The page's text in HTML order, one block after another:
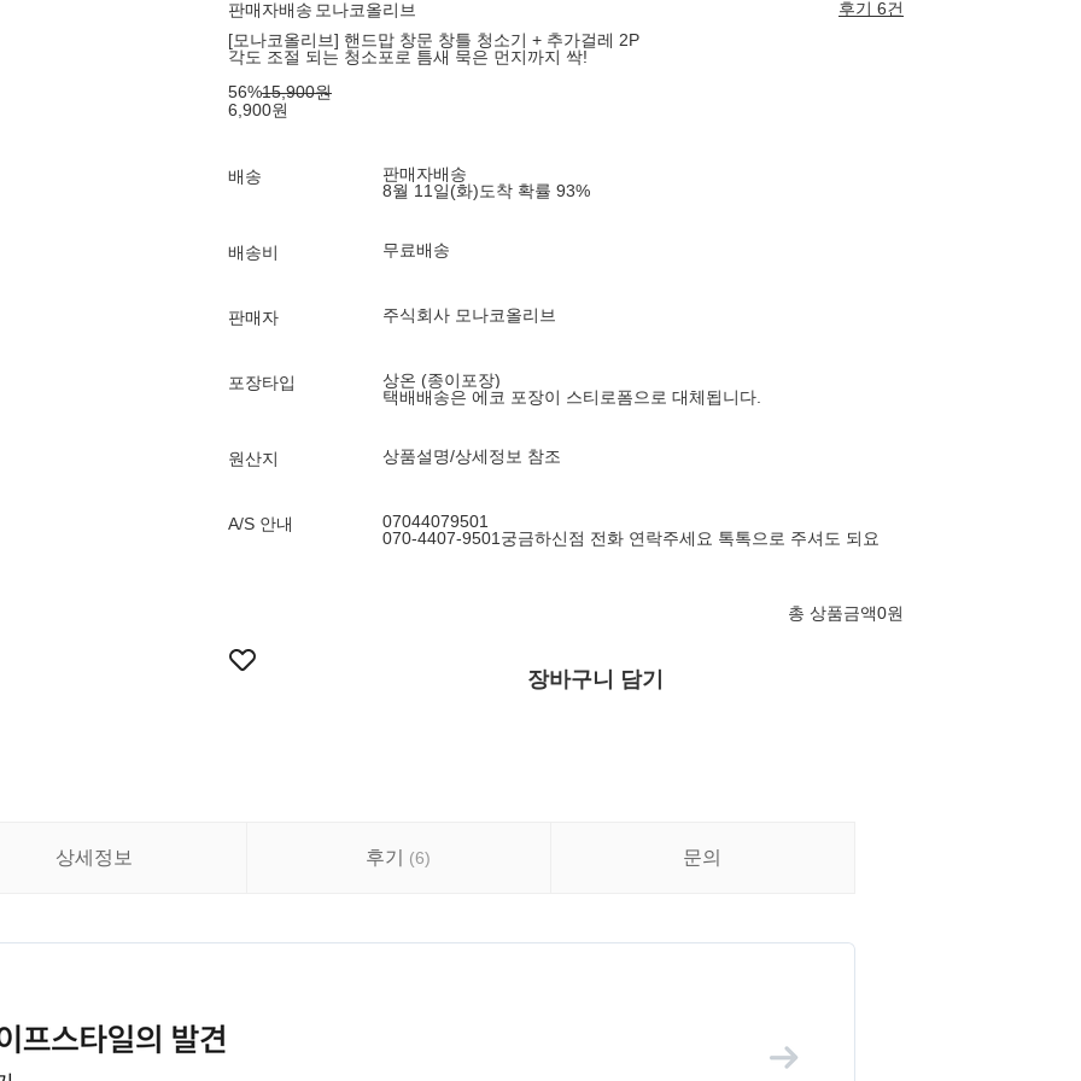
판매자배송 모나코올리브
후기 6건
[모나코올리브] 핸드맙 창문 창틀 청소기 + 추가걸레 2P
각도 조절 되는 청소포로 틈새 묵은 먼지까지 싹!
56%15,900원
6,900원
배송
판매자배송
8월 11일(화)도착 확률 93%
배송비 무료배송
판매자 주식회사 모나코올리브
포장타입
상온 (종이포장)
택배배송은 에코 포장이 스티로폼으로 대체됩니다.
원산지 상품설명/상세정보 참조
A/S 안내
07044079501
070-4407-9501궁금하신점 전화 연락주세요 톡톡으로 주셔도 되요
총 상품금액0원
장바구니 담기
상세정보 후기 (6) 문의